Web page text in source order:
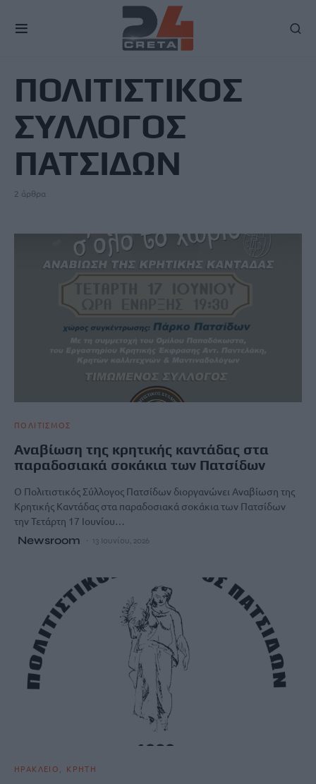
ΠΟΛΙΤΙΣΤΙΚΟΣ
ΣΥΛΛΟΓΟΣ
ΠΑΤΣΙΔΩΝ
2 άρθρα
ΠΟΛΙΤΙΣΜΟΣ
Αναβίωση της κρητικής καντάδας στα
παραδοσιακά σοκάκια των Πατσίδων
Ο Πολιτιστικός Σύλλογος Πατσίδων διοργανώνει Αναβίωση της
Κρητικής Καντάδας στα παραδοσιακά σοκάκια των Πατσίδων
την Τετάρτη 17 Ιουνίου…
Newsroom 13 Ιουνίου, 2026
ΗΡΑΚΛΕΙΟ ΚΡΗΤΗ